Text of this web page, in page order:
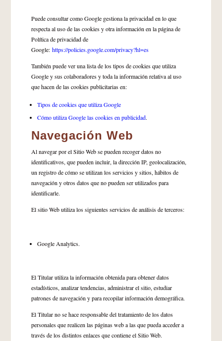
Puede consultar como Google gestiona la privacidad en lo que
respecta al uso de las cookies y otra información en la página de
Política de privacidad de
Google: https://policies.google.com/privacy?hl=es
También puede ver una lista de los tipos de cookies que utiliza
Google y sus colaboradores y toda la información relativa al uso
que hacen de las cookies publicitarias en:
Tipos de cookies que utiliza Google
Cómo utiliza Google las cookies en publicidad.
Navegación Web
Al navegar por el Sitio Web se pueden recoger datos no
identificativos, que pueden incluir, la dirección IP, geolocalización,
un registro de cómo se utilizan los servicios y sitios, hábitos de
navegación y otros datos que no pueden ser utilizados para
identificarle.
El sitio Web utiliza los siguientes servicios de análisis de terceros:
Google Analytics.
El Titular utiliza la información obtenida para obtener datos
estadísticos, analizar tendencias, administrar el sitio, estudiar
patrones de navegación y para recopilar información demográfica.
El Titular no se hace responsable del tratamiento de los datos
personales que realicen las páginas web a las que pueda acceder a
través de los distintos enlaces que contiene el Sitio Web.